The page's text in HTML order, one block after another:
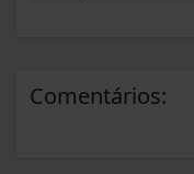
Comentários: